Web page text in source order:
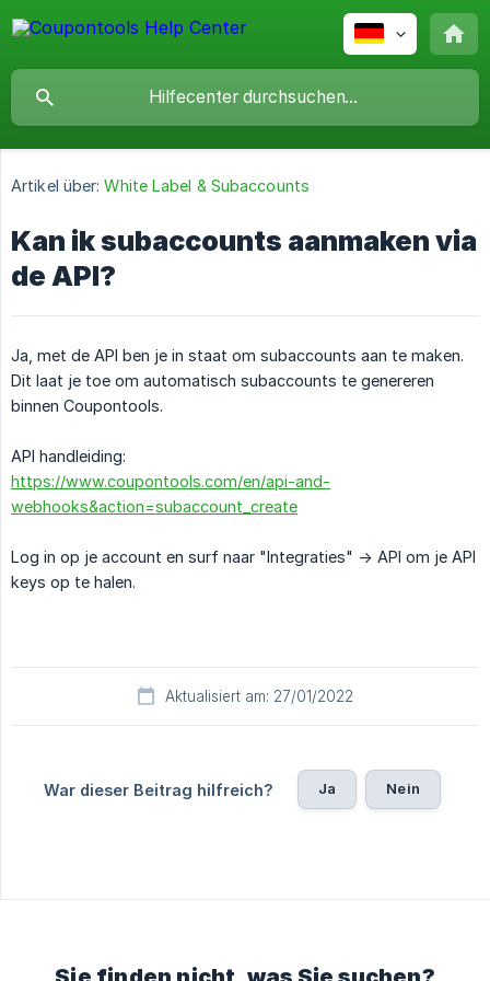
Artikel über: White Label & Subaccounts
Kan ik subaccounts aanmaken via
de API?
Ja, met de API ben je in staat om subaccounts aan te maken.
Dit laat je toe om automatisch subaccounts te genereren
binnen Coupontools.
API handleiding:
https://www.coupontools.com/en/api-and-
webhooks&action=subaccount_create
Log in op je account en surf naar "Integraties" -> API om je API
keys op te halen.
Aktualisiert am: 27/01/2022
War dieser Beitrag hilfreich? Ja Nein